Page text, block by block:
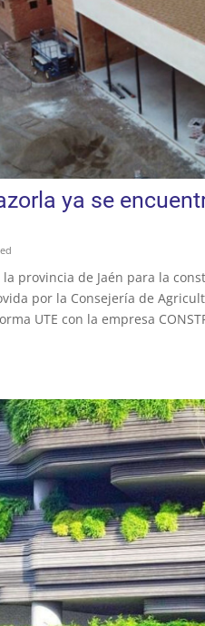
ya se
provincia de Jaén para la
por la Consejería de
UTE con la empresa